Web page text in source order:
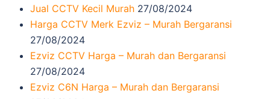
Jual CCTV Kecil Murah 27/08/2024
Harga CCTV Merk Ezviz – Murah Bergaransi
27/08/2024
Ezviz CCTV Harga – Murah dan Bergaransi
27/08/2024
Ezviz C6N Harga – Murah dan Bergaransi